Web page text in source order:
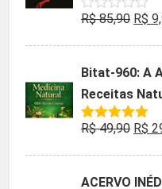
Avaliação
de
R$85,90 O
era:
R$
R$
Bitat-960: A
Receitas
Avaliação
R$49,90 O
R$
ACERVO